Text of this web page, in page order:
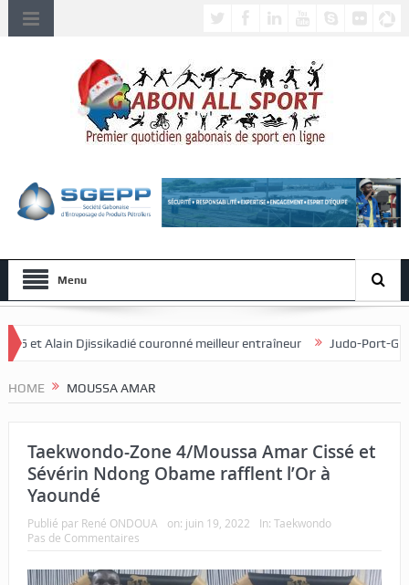
Menu
couronné meilleur entraîneur Judo-Port-Gentil/L’édition 2026
HOME MOUSSA AMAR
Taekwondo-Zone 4/Moussa Amar Cissé et
Sévérin Ndong Obame rafflent l’Or à
Yaoundé
Publié par René ONDOUA on: juin 19, 2022 In: Taekwondo
Pas de Commentaires